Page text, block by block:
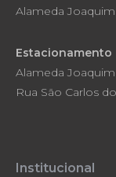
Alameda
Estacionamento
Alameda
Rua São Carlos
Institucional